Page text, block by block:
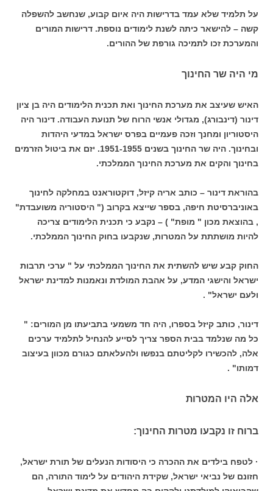
על תלמיד שלא עמד בדרישות היה איום קבוע, שנחשב להשפלה
קשה – להישאר כיתה לשנת לימודים נוספת. דרישות המורים
והמערכת זכו לתמיכה גורפת של ההורים.
מי היה שר החינוך
האיש שעיצב את מערכת החינוך ואת תכנית הלימודים היה בן ציון
דינור (דינבורג), מגדולי אנשי הרוח של תנועת העבודה. דינור היה
היסטוריון ומחנך וזכה פעמיים בפרס ישראל במדעי היהדות
ובחינוך. היה שר החינוך בשנים 1951-1955. יזם את ביטול הזרמים
בחינוך והקים את מערכת החינוך הממלכתי.
בהוראת דינור – כותב אריה קיזל, דוקטוראנט במחלקה לחינוך
באוניברסיטת חיפה, בספר שייצא בקרוב (" היסטוריה משועבדת"
, בהוצאת מכון " מופת" ) – נקבע כי תכנית הלימודים צריכה
להיות מושתתת על המטרות, שנקבעו בחוק החינוך הממלכתי.
החוק קבע שיש להשתית את החינוך הממלכתי על " ערכי תרבות
ישראל והישגי המדע, על אהבת המולדת ונאמנות למדינת ישראל
ולעם ישראל" .
דינור, כותב קיזל בספרו, היה חד משמעי בתביעתו מן המורים: "
כל מה שנלמד בבית הספר צריך לסייע להנחיל לתלמיד ערכים
אלה, להכשירו לקליטתם בנפשו ולהעלאתם כגורם מכוון בעיצוב
דמותו" .
אלה היו המטרות
ברוח זו נקבעו מטרות החינוך:
· לטפח בילדים את ההכרה כי היסודות הנעלים של תורת ישראל,
חזונם של נביאי ישראל, שקידת היהודים על לימוד התורה, הם